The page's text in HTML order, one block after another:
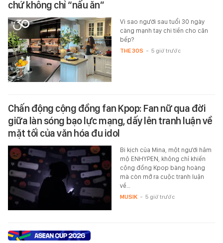
chứ không chỉ “nấu ăn”
Vì sao người sau tuổi 30 ngày
càng mạnh tay chi tiền cho căn
bếp?
THE 30S - 5 giờ trước
Chấn động cộng đồng fan Kpop: Fan nữ qua đời
giữa làn sóng bạo lực mạng, dấy lên tranh luận về
mặt tối của văn hóa đu idol
Bi kịch của Mina, một người hâm
mộ ENHYPEN, không chỉ khiến
cộng đồng Kpop bàng hoàng
mà còn mở ra cuộc tranh luận
về…
MUSIK - 5 giờ trước